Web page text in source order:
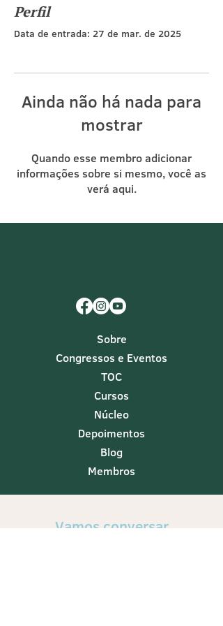
Perfil
Data de entrada: 27 de mar. de 2025
Ainda não há nada para
mostrar
Quando esse membro adicionar
informações sobre si mesmo, você as
verá aqui.
Sobre
Congressos e Eventos
TOC
Cursos
Núcleo
Depoimentos
Blog
Membros
Vamos conversar